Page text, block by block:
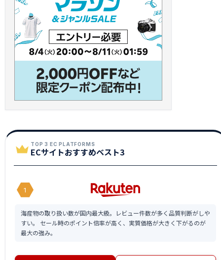
TOP 3 EC PLATFORMS
ECサイトおすすめベスト3
1
海産物の取り扱い数が国内最大級。レビュー件数が多く品質判断がしや
すい。 セール時のポイント倍率が高く、実質価格が大きく下がるのが
最大の強み。